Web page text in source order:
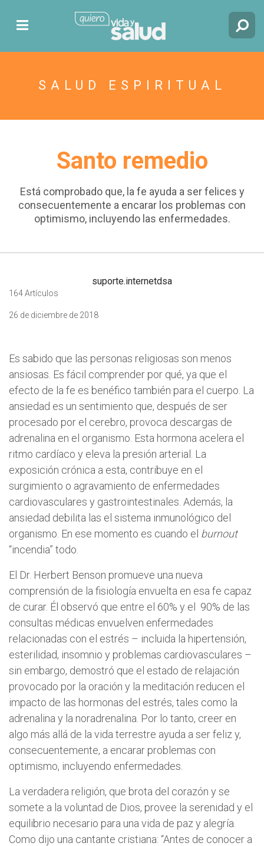
SALUD ESPIRITUAL
Santo remedio
Está comprobado que, la fe ayuda a ser felices y
consecuentemente a encarar los problemas con
optimismo, incluyendo las enfermedades.
suporte.internetdsa
164 Artículos
26 de diciembre de 2018
Es sabido que las personas religiosas son menos
ansiosas. Es fácil comprender por qué, ya que el
efecto de la fe es benéfico también para el cuerpo. La
ansiedad es un sentimiento que, después de ser
procesado por el cerebro, provoca descargas de
adrenalina en el organismo. Esta hormona acelera el
ritmo cardíaco y eleva la presión arterial. La
exposición crónica a esta, contribuye en el
surgimiento o agravamiento de enfermedades
cardiovasculares y gastrointestinales. Además, la
ansiedad debilita las el sistema inmunológico del
organismo. En ese momento es cuando el burnout
“incendia” todo.
El Dr. Herbert Benson promueve una nueva
comprensión de la fisiología envuelta en esa fe capaz
de curar. Él observó que entre el 60% y el 90% de las
consultas médicas envuelven enfermedades
relacionadas con el estrés – incluida la hipertensión,
esterilidad, insomnio y problemas cardiovasculares –
sin embargo, demostró que el estado de relajación
provocado por la oración y la meditación reducen el
impacto de las hormonas del estrés, tales como la
adrenalina y la noradrenalina. Por lo tanto, creer en
algo más allá de la vida terrestre ayuda a ser feliz y,
consecuentemente, a encarar problemas con
optimismo, incluyendo enfermedades.
La verdadera religión, que brota del corazón y se
somete a la voluntad de Dios, provee la serenidad y el
equilibrio necesario para una vida de paz y alegría.
Como dijo una cantante cristiana: “Antes de conocer a